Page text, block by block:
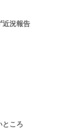
近況報告
ところ